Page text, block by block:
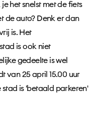
het snelst met de fiets
de auto? Denk er dan
is. Het
is ook niet
gedeelte is wel
van 25 april 15.00 uur
stad is 'betaald parkeren'